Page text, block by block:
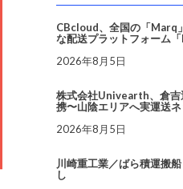
CBcloud、全国の「Marq
な配送プラットフォーム
2026年8月5日
株式会社Univearth、倉吉
携〜山陰エリアへ実運送
2026年8月5日
川崎重工業／ばら積運搬
し